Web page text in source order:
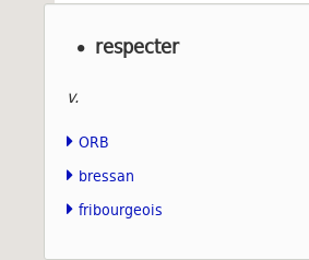
respecter
v.
ORB
bressan
fribourgeois